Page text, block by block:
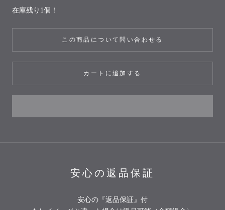
在庫残り1個！
この商品について問い合わせる
カートに追加する
安心の返品保証
安心の『返品保証』付